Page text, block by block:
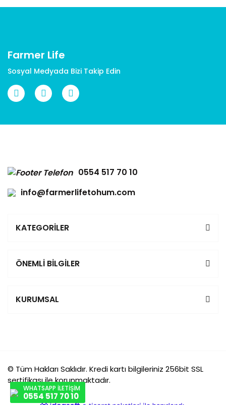
Farmer Life
Sosyal Medyada Bizi Takip Edin
0554 517 70 10
info@farmerlifetohum.com
KATEGORİLER
ÖNEMLİ BİLGİLER
KURUMSAL
© Tüm Hakları Saklıdır. Kredi kartı bilgileriniz 256bit SSL
sertifikası ile korunmaktadır.
WHATSAPP İLETİŞİM
0554 517 70 10